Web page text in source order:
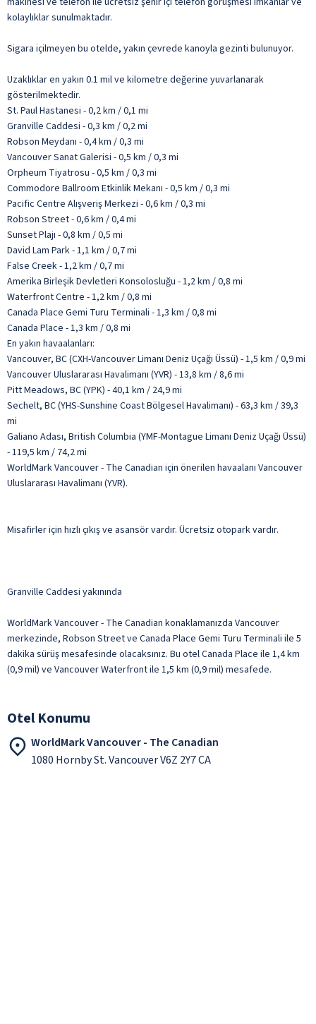
kolaylıklar sunulmaktadır.
Sigara içilmeyen bu otelde, yakın çevrede kanoyla gezinti bulunuyor.
Uzaklıklar en yakın 0.1 mil ve kilometre değerine yuvarlanarak
gösterilmektedir.
St. Paul Hastanesi - 0,2 km / 0,1 mi
Granville Caddesi - 0,3 km / 0,2 mi
Robson Meydanı - 0,4 km / 0,3 mi
Vancouver Sanat Galerisi - 0,5 km / 0,3 mi
Orpheum Tiyatrosu - 0,5 km / 0,3 mi
Commodore Ballroom Etkinlik Mekanı - 0,5 km / 0,3 mi
Pacific Centre Alışveriş Merkezi - 0,6 km / 0,3 mi
Robson Street - 0,6 km / 0,4 mi
Sunset Plajı - 0,8 km / 0,5 mi
David Lam Park - 1,1 km / 0,7 mi
False Creek - 1,2 km / 0,7 mi
Amerika Birleşik Devletleri Konsolosluğu - 1,2 km / 0,8 mi
Waterfront Centre - 1,2 km / 0,8 mi
Canada Place Gemi Turu Terminali - 1,3 km / 0,8 mi
Canada Place - 1,3 km / 0,8 mi
En yakın havaalanları:
Vancouver, BC (CXH-Vancouver Limanı Deniz Uçağı Üssü) - 1,5 km / 0,9 mi
Vancouver Uluslararası Havalimanı (YVR) - 13,8 km / 8,6 mi
Pitt Meadows, BC (YPK) - 40,1 km / 24,9 mi
Sechelt, BC (YHS-Sunshine Coast Bölgesel Havalimanı) - 63,3 km / 39,3
mi
Galiano Adası, British Columbia (YMF-Montague Limanı Deniz Uçağı Üssü)
- 119,5 km / 74,2 mi
WorldMark Vancouver - The Canadian için önerilen havaalanı Vancouver
Uluslararası Havalimanı (YVR).
Misafirler için hızlı çıkış ve asansör vardır. Ücretsiz otopark vardır.
Granville Caddesi yakınında
WorldMark Vancouver - The Canadian konaklamanızda Vancouver
merkezinde, Robson Street ve Canada Place Gemi Turu Terminali ile 5
dakika sürüş mesafesinde olacaksınız. Bu otel Canada Place ile 1,4 km
(0,9 mil) ve Vancouver Waterfront ile 1,5 km (0,9 mil) mesafede.
Otel Konumu
WorldMark Vancouver - The Canadian
1080 Hornby St. Vancouver V6Z 2Y7 CA